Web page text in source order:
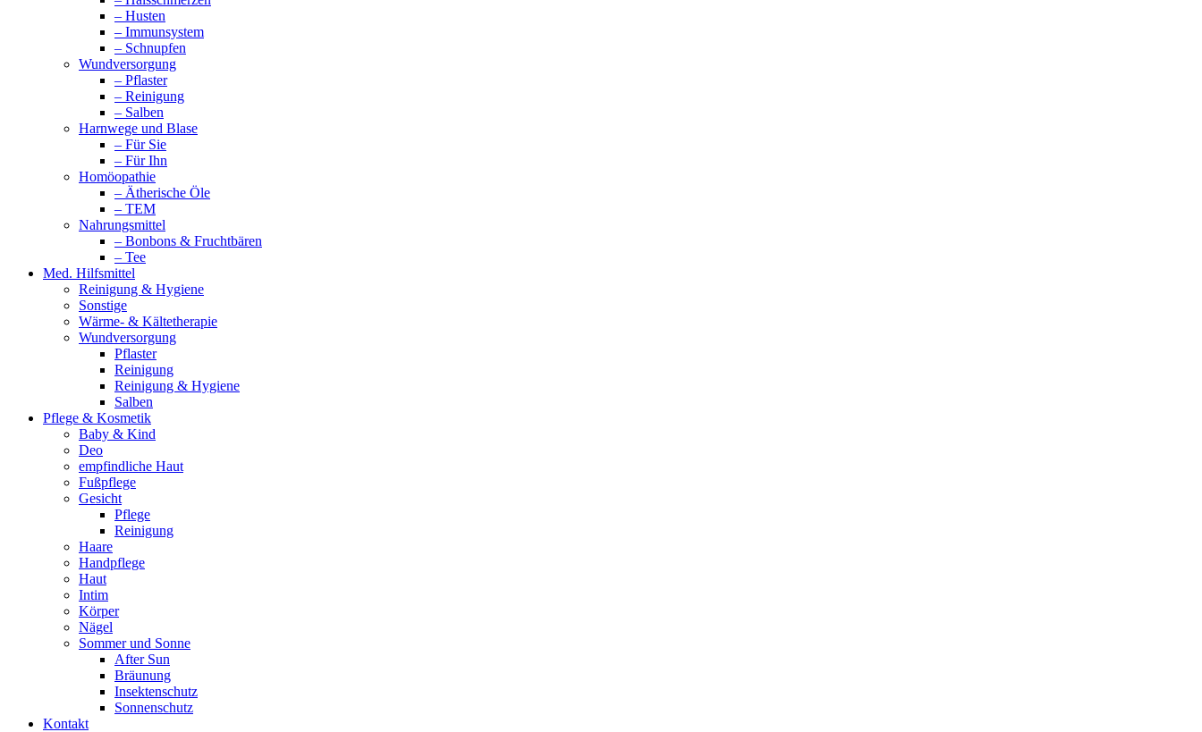
– Husten
– Immunsystem
– Schnupfen
Wundversorgung
– Pflaster
– Reinigung
– Salben
Harnwege und Blase
– Für Sie
– Für Ihn
Homöopathie
– Ätherische Öle
– TEM
Nahrungsmittel
– Bonbons & Fruchtbären
– Tee
Med. Hilfsmittel
Reinigung & Hygiene
Sonstige
Wärme- & Kältetherapie
Wundversorgung
Pflaster
Reinigung
Reinigung & Hygiene
Salben
Pflege & Kosmetik
Baby & Kind
Deo
empfindliche Haut
Fußpflege
Gesicht
Pflege
Reinigung
Haare
Handpflege
Haut
Intim
Körper
Nägel
Sommer und Sonne
After Sun
Bräunung
Insektenschutz
Sonnenschutz
Kontakt